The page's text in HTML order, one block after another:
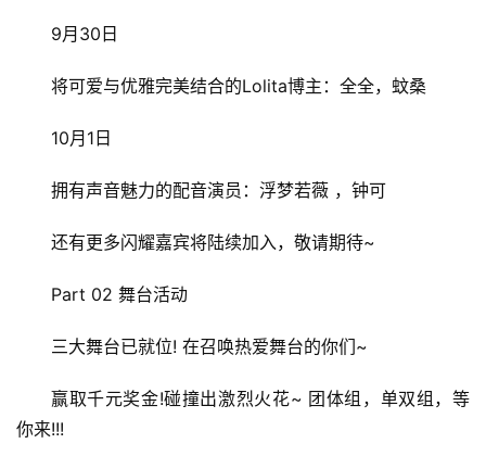
9月30日
将可爱与优雅完美结合的Lolita博主：全全，蚊桑
10月1日
拥有声音魅力的配音演员：浮梦若薇 ，钟可
还有更多闪耀嘉宾将陆续加入，敬请期待~
Part 02 舞台活动
三大舞台已就位! 在召唤热爱舞台的你们~
赢取千元奖金!碰撞出激烈火花~ 团体组，单双组，等
你来!!!